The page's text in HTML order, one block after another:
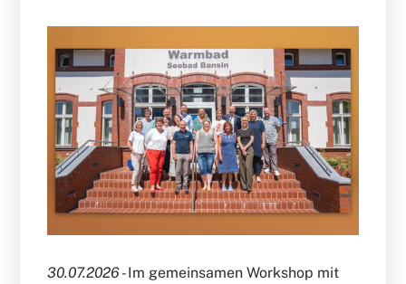
30.07.2026 -Im gemeinsamen Workshop mit